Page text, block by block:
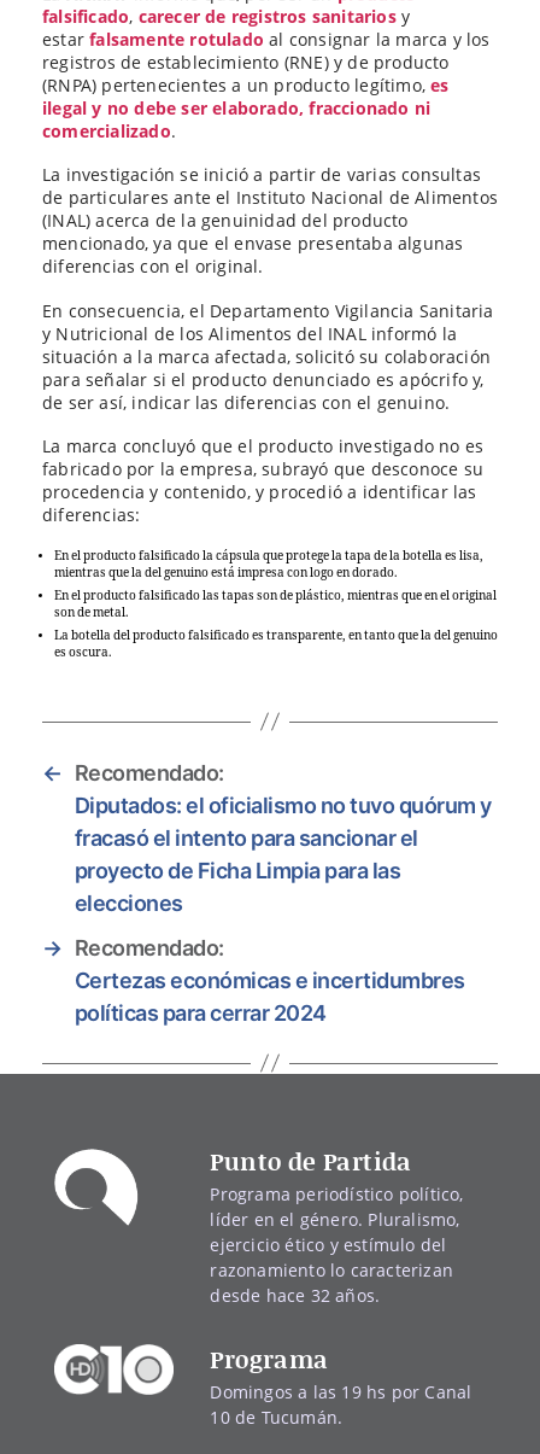
falsificado, carecer de registros sanitariosy
estarfalsamente rotulado al consignar la marca y los
registros de establecimiento (RNE) y de producto
(RNPA) pertenecientes a un producto legítimo,es
ilegal y no debe ser elaborado, fraccionado ni
comercializado.
La investigación se inició a partir de varias consultas
de particulares ante el Instituto Nacional de Alimentos
(INAL) acerca de la genuinidad del producto
mencionado, ya que el envase presentaba algunas
diferencias con el original.
En consecuencia, el Departamento Vigilancia Sanitaria
y Nutricional de los Alimentos del INAL informó la
situación a la marca afectada, solicitó su colaboración
para señalar si el producto denunciado es apócrifo y,
de ser así, indicar las diferencias con el genuino.
La marca concluyó que el producto investigado no es
fabricado por la empresa, subrayó que desconoce su
procedencia y contenido, y procedió a identificar las
diferencias:
En el producto falsificado la cápsula que protege la tapa de la botella es lisa,
mientras que la del genuino está impresa con logo en dorado.
En el producto falsificado las tapas son de plástico, mientras que en el original
son de metal.
La botella del producto falsificado es transparente, en tanto que la del genuino
es oscura.
←
Recomendado:
Diputados: el oficialismo no tuvo quórum y
fracasó el intento para sancionar el
proyecto de Ficha Limpia para las
elecciones
→ Recomendado:
Certezas económicas e incertidumbres
políticas para cerrar 2024
Punto de Partida
Programa periodístico político,
líder en el género. Pluralismo,
ejercicio ético y estímulo del
razonamiento lo caracterizan
desde hace 32 años.
Programa
Domingos a las 19 hs por Canal
10 de Tucumán.